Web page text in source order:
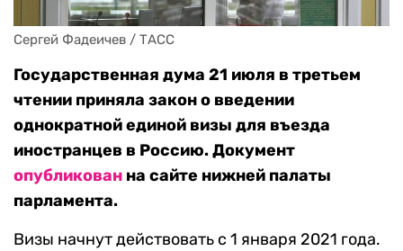
Сергей Фадеичев / ТАСС
Государственная дума 21 июля в третьем
чтении приняла закон о введении
однократной единой визы для въезда
иностранцев в Россию. Документ
опубликован на сайте нижней палаты
парламента.
Визы начнут действовать с 1 января 2021 года.